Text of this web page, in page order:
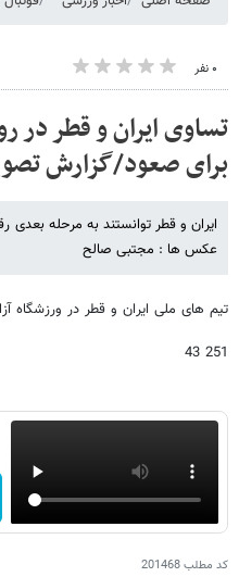
۰ نفر
تساوی ایران و قطر در
برای صعود/گزارش
ایران و قطر توانستند به مرحله بعدی
عکس ها : مجتبی صالح
تیم های ملی ایران و قطر در ورزشگاه
251 43
کد مطلب201468